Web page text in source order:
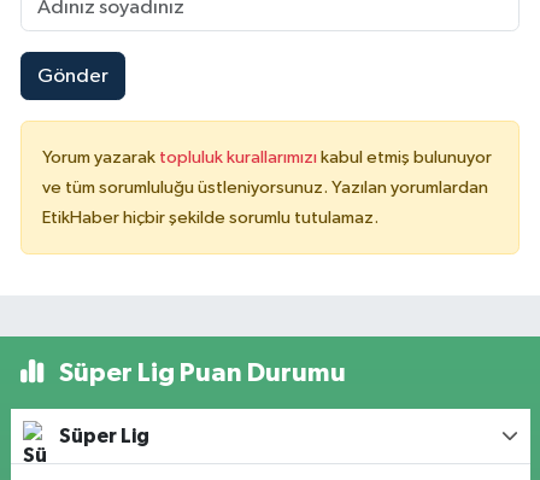
Gönder
Yorum yazarak topluluk kurallarımızı kabul etmiş bulunuyor
ve tüm sorumluluğu üstleniyorsunuz. Yazılan yorumlardan
EtikHaber hiçbir şekilde sorumlu tutulamaz.
Süper Lig Puan Durumu
Süper Lig